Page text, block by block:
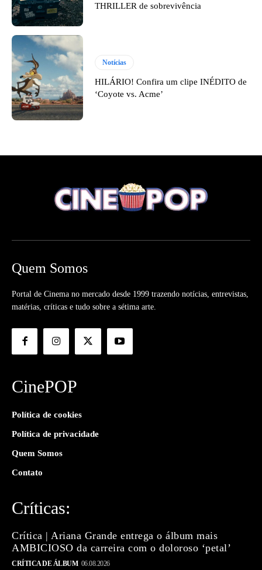
THRILLER de sobrevivência
Notícias
HILÁRIO! Confira um clipe INÉDITO de
‘Coyote vs. Acme’
Quem Somos
Portal de Cinema no mercado desde 1999 trazendo notícias, entrevistas,
matérias, críticas e tudo sobre a sétima arte.
CinePOP
Política de cookies
Política de privacidade
Quem Somos
Contato
Críticas:
Crítica | Ariana Grande entrega o álbum mais
AMBICIOSO da carreira com o doloroso ‘petal’
CRÍTICA DE ÁLBUM 06.08.2026